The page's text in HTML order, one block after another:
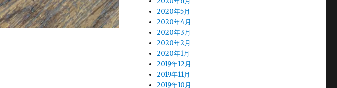
2020年5月
2020年4月
2020年3月
2020年2月
2020年1月
2019年12月
2019年11月
2019年10月